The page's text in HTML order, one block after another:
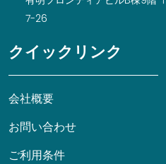
7-26
クイックリンク
会社概要
お問い合わせ
ご利用条件